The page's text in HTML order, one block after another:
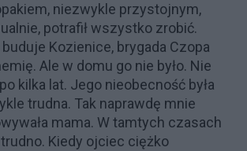
niezwykle przystojnym,
potrafił wszystko zrobić.
Kozienice, brygada Czopa
Ale w domu go nie było. Nie
kilka lat. Jego nieobecność była
trudna. Tak naprawdę mnie
mama. W tamtych czasach
trudno. Kiedy ojciec ciężko